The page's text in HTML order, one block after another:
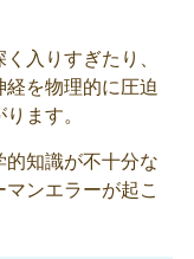
入りすぎたり、
を物理的に圧迫
ます。
知識が不十分な
ンエラーが起こ